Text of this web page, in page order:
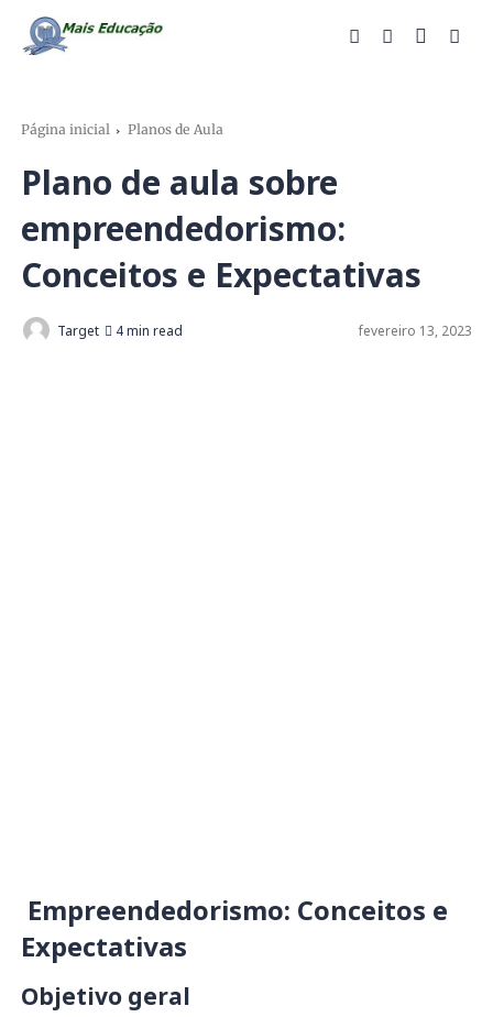
Página inicial Planos de Aula
Plano de aula sobre
empreendedorismo:
Conceitos e Expectativas
Target 4 min read fevereiro 13, 2023
Empreendedorismo: Conceitos e
Expectativas
Objetivo geral